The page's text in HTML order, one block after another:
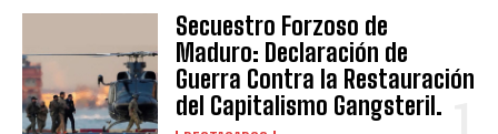
Secuestro Forzoso de
Maduro: Declaración de
Guerra Contra la Restauración
del Capitalismo Gangsteril.